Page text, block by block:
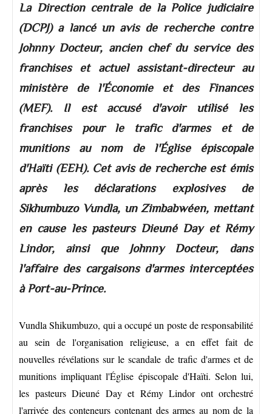
La Direction centrale de la Police judiciaire
(DCPJ) a lancé un avis de recherche contre
Johnny Docteur, ancien chef du service des
franchises et actuel assistant-directeur au
ministère de l'Économie et des Finances
(MEF). Il est accusé d'avoir utilisé les
franchises pour le trafic d'armes et de
munitions au nom de l'Église épiscopale
d'Haïti (EEH). Cet avis de recherche est émis
après les déclarations explosives de
Sikhumbuzo Vundla, un Zimbabwéen, mettant
en cause les pasteurs Dieuné Day et Rémy
Lindor, ainsi que Johnny Docteur, dans
l'affaire des cargaisons d'armes interceptées
à Port-au-Prince.
Vundla Shikumbuzo, qui a occupé un poste de responsabilité
au sein de l'organisation religieuse, a en effet fait de
nouvelles révélations sur le scandale de trafic d'armes et de
munitions impliquant l'Église épiscopale d'Haïti. Selon lui,
les pasteurs Dieuné Day et Rémy Lindor ont orchestré
l'arrivée des conteneurs contenant des armes au nom de la